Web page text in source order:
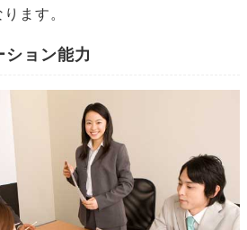
ます。
ョン能力